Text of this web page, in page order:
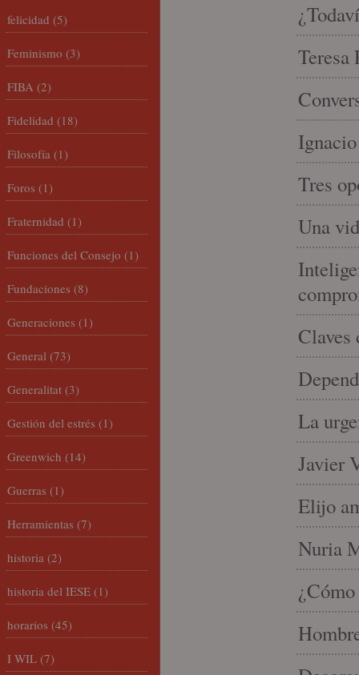
Teresa
Tres
Una
Claves
La
Javier
Elijo
Nuria
felicidad (5)
Feminismo (3)
FIBA (2)
Fidelidad (18)
Filosofía (1)
Foros (1)
Fraternidad (1)
Funciones del Consejo (1)
Fundaciones (8)
Generaciones (1)
General (73)
Generalitat (3)
Gestión del estrés (1)
Greenwich (14)
Guerras (1)
Herramientas (7)
historia (2)
historia del IESE (1)
horarios (45)
I WIL (7)